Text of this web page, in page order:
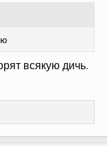
всякую дичь.